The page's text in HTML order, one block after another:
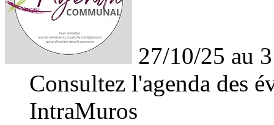
27/10/25 au
Consultez l'agenda des
IntraMuros